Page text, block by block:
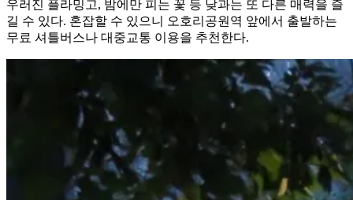
우러진 플라밍고, 밤에만 피는 꽃 등 낮과는 또 다른 매력을 즐
길 수 있다. 혼잡할 수 있으니 오호리공원역 앞에서 출발하는
무료 셔틀버스나 대중교통 이용을 추천한다.